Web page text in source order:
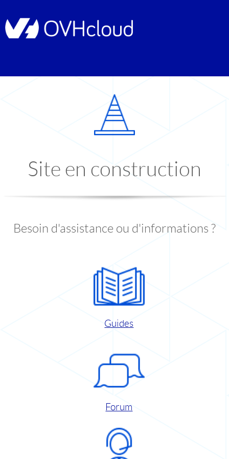
Site en construction
Besoin d'assistance ou d'informations ?
Guides
Forum